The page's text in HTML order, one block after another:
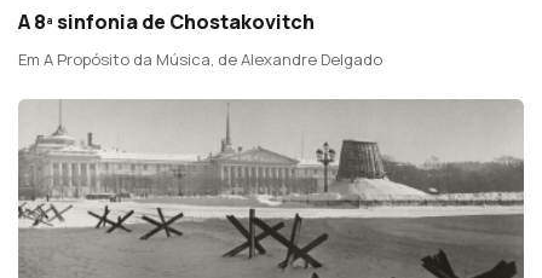
A 8ª sinfonia de Chostakovitch
Em A Propósito da Música, de Alexandre Delgado